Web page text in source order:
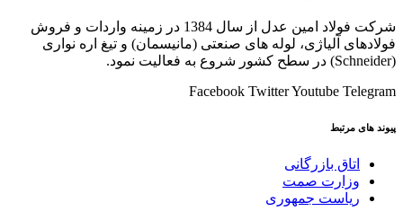
شرکت فولاد امین عدل از سال 1384 در زمینه واردات و فروش
فولادهای آلیاژی، لوله های صنعتی (مانیسمان) و تیغ اره نواری
(Schneider) در سطح کشور شروع به فعالیت نمود.
Facebook TwitterYoutube Telegram
پیوند های مرتبط
اتاق بازرگانی
وزارت صمت
ریاست جمهوری